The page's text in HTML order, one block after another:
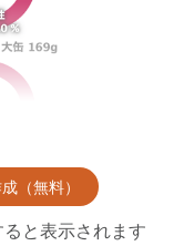
（無料）
と表示されます